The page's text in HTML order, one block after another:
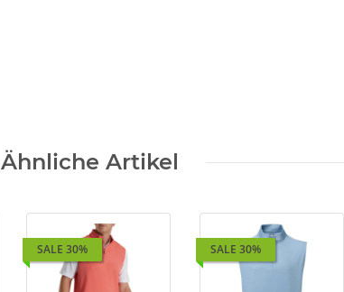
Ähnliche Artikel
SALE 30% SALE 30%